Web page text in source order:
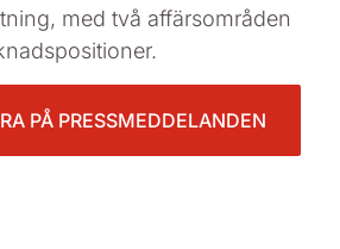
med två affärsområden
PÅ PRESSMEDDELANDEN